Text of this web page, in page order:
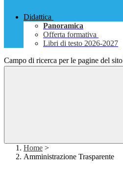
Didattica
Panoramica
Offerta formativa
Libri di testo 2026-2027
Campo di ricerca per le pagine del sito
Home >
Amministrazione Trasparente